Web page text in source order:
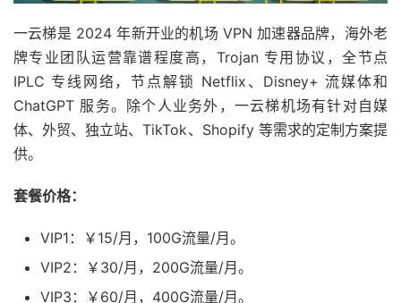
一云梯是 2024 年新开业的机场 VPN 加速器品牌，海外老
牌专业团队运营靠谱程度高，Trojan 专用协议，全节点
IPLC 专线网络，节点解锁 Netflix、Disney+ 流媒体和
ChatGPT 服务。除个人业务外，一云梯机场有针对自媒
体、外贸、独立站、TikTok、Shopify 等需求的定制方案提
供。
套餐价格：
VIP1：￥15/月，100G流量/月。
VIP2：￥30/月，200G流量/月。
VIP3：￥60/月，400G流量/月。